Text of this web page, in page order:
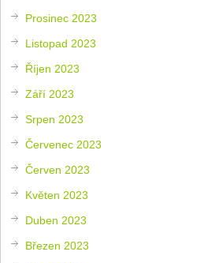
Prosinec 2023
Listopad 2023
Říjen 2023
Září 2023
Srpen 2023
Červenec 2023
Červen 2023
Květen 2023
Duben 2023
Březen 2023